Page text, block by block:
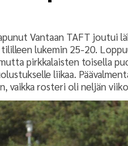
Vantaan TAFT joutui
lukemin 25-20.
pirkkalaisten toisella
liikaa.
vaikka rosteri oli neljän